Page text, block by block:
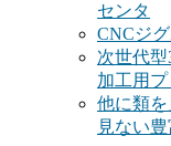
センタ
CNCジ
次世代
加工用プ
他に類
見ない